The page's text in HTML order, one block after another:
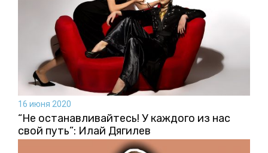
16 июня 2020
“Не останавливайтесь! У каждого из нас
свой путь”: Илай Дягилев